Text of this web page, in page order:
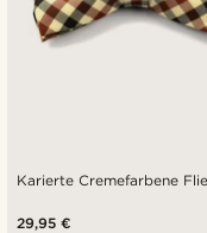
Karierte Cremefarbene
29,95 €